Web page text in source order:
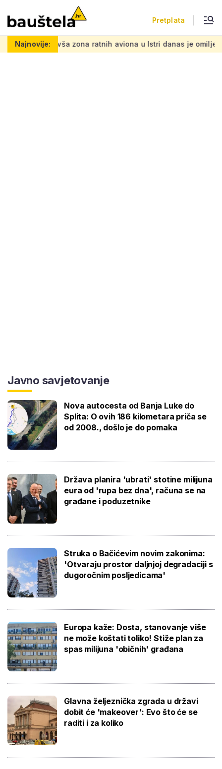
Pretplata
Najnovije:
Bivša zona ratnih aviona u Istri danas je omiljena
Javno savjetovanje
Nova autocesta od Banja Luke do
Splita: O ovih 186 kilometara priča se
od 2008., došlo je do pomaka
Država planira 'ubrati' stotine milijuna
eura od 'rupa bez dna', računa se na
građane i poduzetnike
Struka o Bačićevim novim zakonima:
'Otvaraju prostor daljnjoj degradaciji s
dugoročnim posljedicama'
Europa kaže: Dosta, stanovanje više
ne može koštati toliko! Stiže plan za
spas milijuna 'običnih' građana
Glavna željeznička zgrada u državi
dobit će 'makeover': Evo što će se
raditi i za koliko